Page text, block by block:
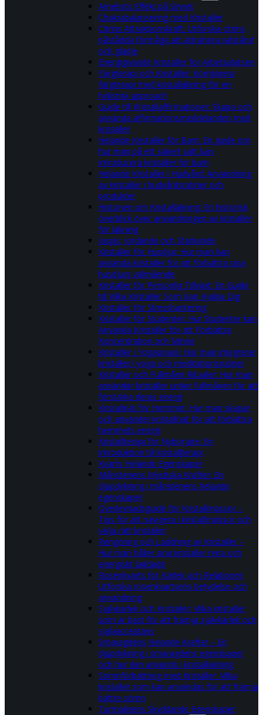
Ametists Effekt på Sinnet
Chakrabalansering med Kristaller
Citrins Attraktionskraft: Utforska citrins
påstådda förmåga att attrahera välstånd
och glädje
Energigivande Kristaller för Arbetsplatsen
Färgterapi och Kristaller: Kombinera
färgterapi med kristalläkning för en
holistisk approach
Guide till Kristallaffirmationer: Skapa och
använda affirmationsmeddelanden med
kristaller
Helande Kristaller för Barn: En guide om
hur man på ett säkert sätt kan
introducera kristaller för barn
Helande Kristaller i Hudvård: Användning
av kristaller i hudvårdsrutiner och
produkter
Historien om Kristalläkning: En historisk
överblick över användningen av kristaller
för läkning
Jaspis: Jordande och Stärkande
Kristaller för Husdjur: Hur man kan
använda kristaller för att förbättra sina
husdjurs välmående
Kristaller för Personlig Tillväxt: En Guide
till Vilka Kristaller Som Kan Hjälpa Dig
Kristaller för Stresshantering
Kristaller för Studenter: Hur Studenter kan
Använda Kristaller för att Förbättra
Koncentration och Minne
Kristaller i Yogapraxis: Hur man integrerar
kristaller i yoga och meditationsrutiner
Kristaller och Fullmåne Ritualer: Hur man
använder kristaller under fullmånen för att
förstärka deras energi
Kristallnät för Hemmet: Hur man skapar
och använder kristallnät för att förbättra
hemmets energi
Kristallterapi för Nybörjare: En
introduktion till kristallterapi
Kvarts Helande Egenskaper
Månstenens Mystiska Krafter: En
djupdykning i månstenens helande
egenskaper
Överlevnadsguide för Kristallmässor –
Tips för att navigera i kristallmässor och
välja rätt kristaller
Rengöring och Laddning av Kristaller –
Hur man håller sina kristaller rena och
energiskt laddade
Rosenkvarts för Kärlek och Relationer:
Utforska rosenkvartsens betydelse och
användning
Självkärlek och Kristaller: Vilka kristaller
som är bäst för att främja självkärlek och
självacceptans
Smaragdens Helande Krafter – En
djupdykning i smaragdens egenskaper
och hur den används i kristalläkning
Sömnförbättring med Kristaller: Vilka
kristaller som kan användas för att främja
bättre sömn
Turmalinens Skyddande Egenskaper